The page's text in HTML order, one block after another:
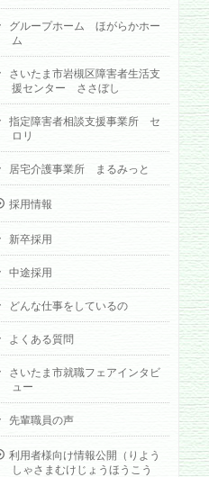
グループホーム ほがらかホー
ム
さいたま市岩槻区障害者生活支
援センター ささぼし
指定障害者相談支援事業所 セ
ロリ
居宅介護事業所 まるみっと
採用情報
新卒採用
中途採用
どんな仕事をしているの
よくある質問
さいたま市就職フェアインタビ
ュー
先輩職員の声
利用者様向け情報公開（りよう
しゃさまむけじょうほうこう